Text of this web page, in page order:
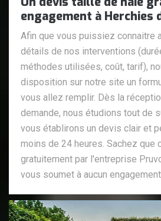
engagement à Herchies
Afin que vous puissiez connaitre
détails de nos interventions
méthodes utilisées, coût, tarif),
disposition sur notre site un
vous allez remplir. Dès la
demande, nous étudions tout de
vous établirons un devis clair et
moins de 24 heures. Sachez
gratuitement par l'entreprise
vous soumet à aucun